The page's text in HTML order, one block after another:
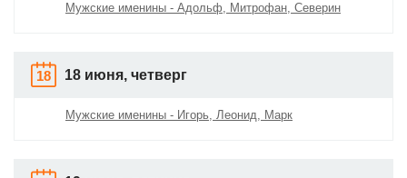
Мужские именины - Адольф, Митрофан, Северин
18 18 июня, четверг
Мужские именины - Игорь, Леонид, Марк